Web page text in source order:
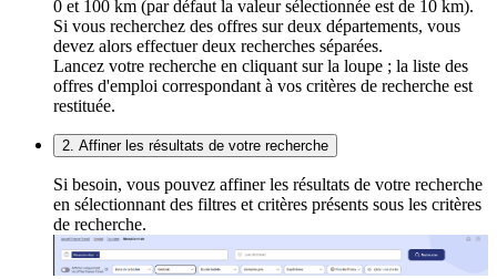
0 et 100 km (par défaut la valeur sélectionnée est de 10 km).
Si vous recherchez des offres sur deux départements, vous
devez alors effectuer deux recherches séparées.
Lancez votre recherche en cliquant sur la loupe ; la liste des
offres d'emploi correspondant à vos critères de recherche est
restituée.
2. Affiner les résultats de votre recherche
Si besoin, vous pouvez affiner les résultats de votre recherche
en sélectionnant des filtres et critères présents sous les critères
de recherche.